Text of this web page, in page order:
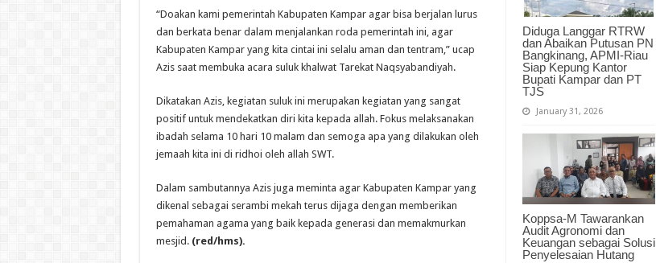
Diduga Langgar RTRW
dan Abaikan Putusan PN
Bangkinang, APMI-Riau
Siap Kepung Kantor
Bupati Kampar dan PT
TJS
January 31, 2026
Koppsa-M Tawarankan
Audit Agronomi dan
Keuangan sebagai Solusi
Penyelesaian Hutang
“Doakan kami pemerintah Kabupaten Kampar agar bisa berjalan lurus
dan berkata benar dalam menjalankan roda pemerintah ini, agar
Kabupaten Kampar yang kita cintai ini selalu aman dan tentram,” ucap
Azis saat membuka acara suluk khalwat Tarekat Naqsyabandiyah.
Dikatakan Azis, kegiatan suluk ini merupakan kegiatan yang sangat
positif untuk mendekatkan diri kita kepada allah. Fokus melaksanakan
ibadah selama 10 hari 10 malam dan semoga apa yang dilakukan oleh
jemaah kita ini di ridhoi oleh allah SWT.
Dalam sambutannya Azis juga meminta agar Kabupaten Kampar yang
dikenal sebagai serambi mekah terus dijaga dengan memberikan
pemahaman agama yang baik kepada generasi dan memakmurkan
mesjid. (red/hms).